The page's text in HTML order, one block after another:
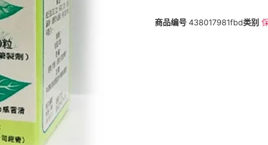
商品编号 438017981fbd类别